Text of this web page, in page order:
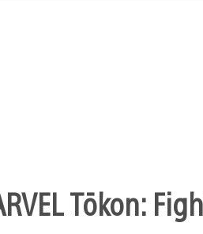
Tōkon: